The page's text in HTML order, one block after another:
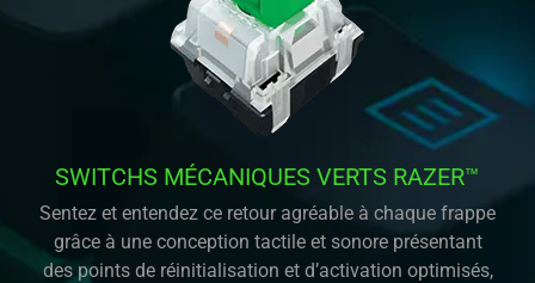
SWITCHS MÉCANIQUES VERTS RAZER™
Sentez et entendez ce retour agréable à chaque frappe
grâce à une conception tactile et sonore présentant
des points de réinitialisation et d’activation optimisés,